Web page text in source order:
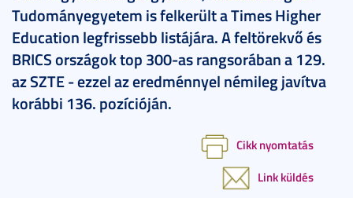
Tudományegyetem is felkerült a Times Higher
Education legfrissebb listájára. A feltörekvő és
BRICS országok top 300-as rangsorában a 129.
az SZTE - ezzel az eredménnyel némileg javítva
korábbi 136. pozícióján.
Cikk nyomtatás
Link küldés